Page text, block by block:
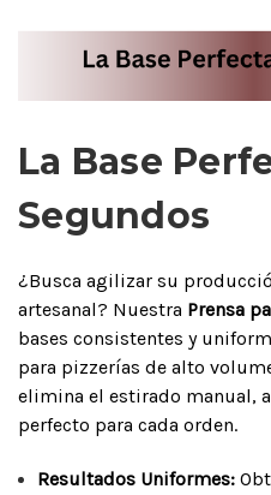
La Base
Segundos
¿Busca agilizar su
artesanal? Nuestra Prensa
bases consistentes y
para pizzerías de alto
elimina el estirado manual,
perfecto para cada orden.
Resultados Uniformes: